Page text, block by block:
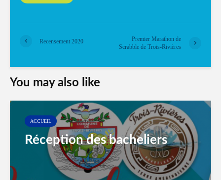
Recensement 2020
Premier Marathon de
Scrabble de Trois-Rivières
You may also like
ACCUEIL
Réception des bacheliers